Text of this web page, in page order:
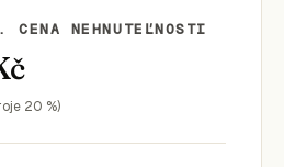
CENA NEHNUTEĽNOSTI
20 %)